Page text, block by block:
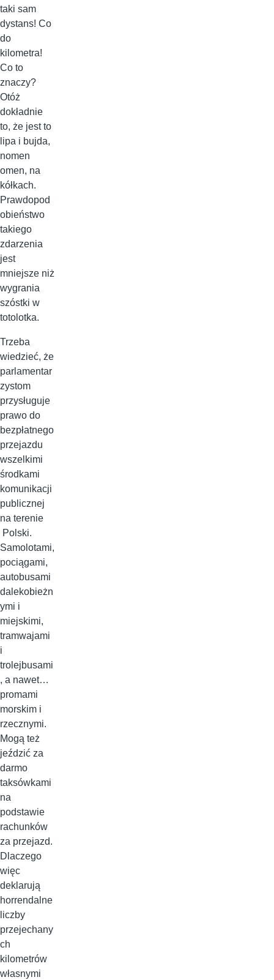
taki sam
dystans! Co
do
kilometra!
Co to
znaczy?
Otóż
dokładnie
to, że jest to
lipa i bujda,
nomen
omen, na
kółkach.
Prawdopod
obieństwo
takiego
zdarzenia
jest
mniejsze niż
wygrania
szóstki w
totolotka.
Trzeba
wiedzieć, że
parlamentar
zystom
przysługuje
prawo do
bezpłatnego
przejazdu
wszelkimi
środkami
komunikacji
publicznej
na terenie
Polski.
Samolotami,
pociągami,
autobusami
dalekobieżn
ymi i
miejskimi,
tramwajami
i
trolejbusami
, a nawet…
promami
morskim i
rzecznymi.
Mogą też
jeździć za
darmo
taksówkami
na
podstawie
rachunków
za przejazd.
Dlaczego
więc
deklarują
horrendalne
liczby
przejechany
ch
kilometrów
własnymi